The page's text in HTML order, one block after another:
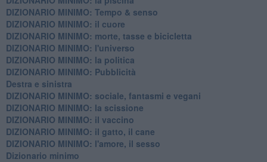
DIZIONARIO MINIMO: Tempo & senso
DIZIONARIO MINIMO: il cuore
DIZIONARIO MINIMO: morte, tasse e bicicletta
DIZIONARIO MINIMO: l'universo
DIZIONARIO MINIMO: la politica
DIZIONARIO MINIMO: Pubblicità
Destra e sinistra
DIZIONARIO MINIMO: sociale, fantasmi e vegani
DIZIONARIO MINIMO: la scissione
DIZIONARIO MINIMO: il vaccino
DIZIONARIO MINIMO: il gatto, il cane
DIZIONARIO MINIMO: l'amore, il sesso
Dizionario minimo